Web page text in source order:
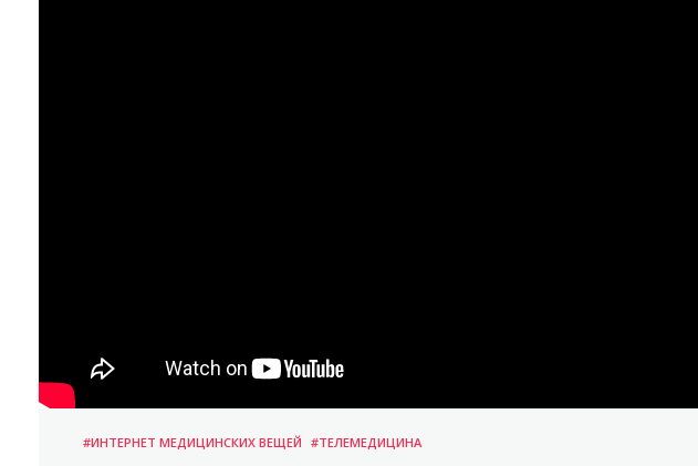
#ИНТЕРНЕТ МЕДИЦИНСКИХ ВЕЩЕЙ #ТЕЛЕМЕДИЦИНА